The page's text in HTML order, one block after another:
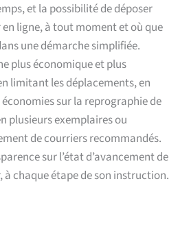
et la possibilité de déposer
ligne, à tout moment et où que
une démarche simplifiée.
plus économique et plus
limitant les déplacements, en
sur la reprographie de
plusieurs exemplaires ou
de courriers recommandés.
sur l’état d’avancement de
à chaque étape de son instruction.